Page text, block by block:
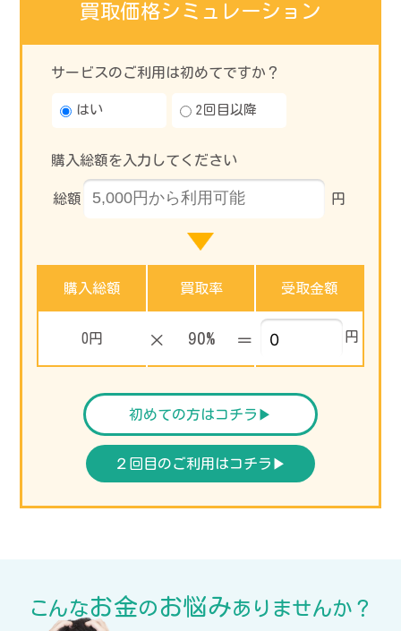
買取価格シミュレーション
サービスのご利用は初めてですか？
はい 2回目以降
購入総額を入力してください
総額 円
購入総額 買取率 受取金額
0円 90%
× ＝ 円
初めての方はコチラ▶︎
２回目のご利用はコチラ▶︎
こんなお金の お悩みありませんか？